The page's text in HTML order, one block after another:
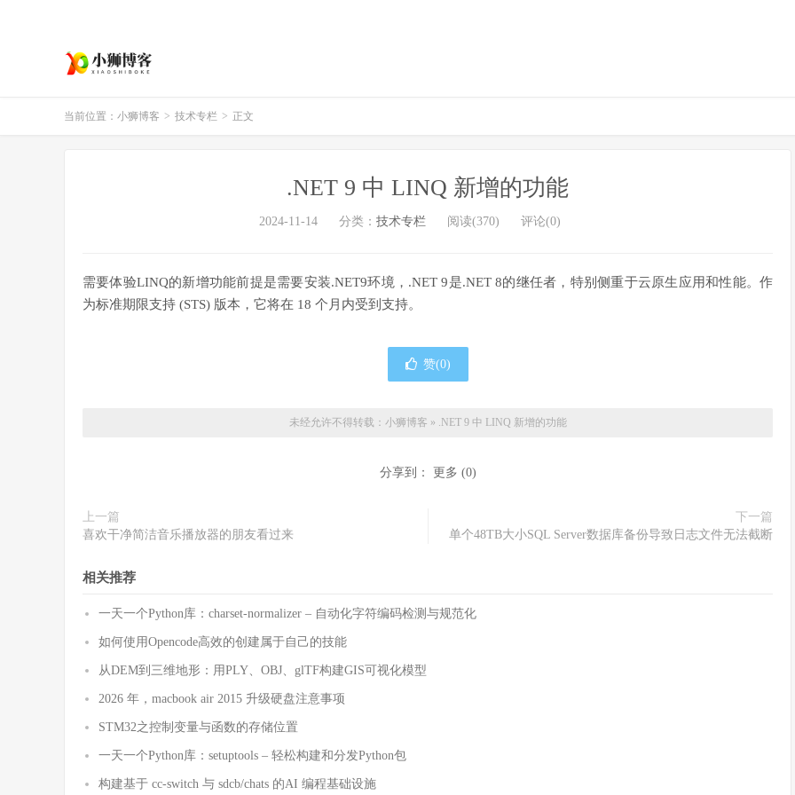
当前位置： 小狮博客 > 技术专栏 > 正文
.NET 9 中 LINQ 新增的功能
2024-11-14 分类： 技术专栏 阅读(370) 评论(0)
需要体验LINQ的新增功能前提是需要安装.NET9环境，.NET 9是.NET 8的继任者，特别侧重于云原生应用和性能。作
为标准期限支持 (STS) 版本，它将在 18 个月内受到支持。
赞(0)
未经允许不得转载： 小狮博客 » .NET 9 中 LINQ 新增的功能
分享到： 更多 (0)
上一篇
喜欢干净简洁音乐播放器的朋友看过来
下一篇
单个48TB大小SQL Server数据库备份导致日志文件无法截断
相关推荐
一天一个Python库：charset-normalizer – 自动化字符编码检测与规范化
如何使用Opencode高效的创建属于自己的技能
从DEM到三维地形：用PLY、OBJ、glTF构建GIS可视化模型
2026 年，macbook air 2015 升级硬盘注意事项
STM32之控制变量与函数的存储位置
一天一个Python库：setuptools – 轻松构建和分发Python包
构建基于 cc-switch 与 sdcb/chats 的AI 编程基础设施